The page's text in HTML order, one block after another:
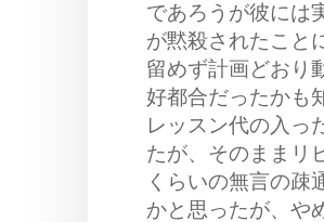
であろうが彼には
が黙殺されたこと
留めず計画どおり
好都合だったかも
レッスン代の入っ
たが、そのままリ
くらいの無言の疎
かと思ったが、や